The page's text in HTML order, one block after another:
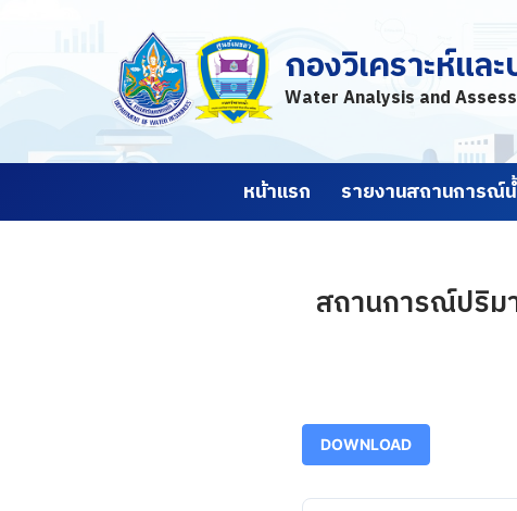
กองวิเคราะห์แล
Water Analysis and
หน้าแรก รายงานสถานการณ์
สถานการณ์ปริม
DOWNLOAD